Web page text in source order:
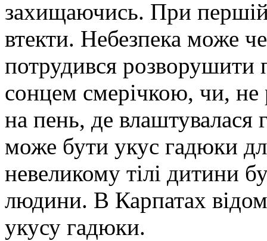
захищаючись. При
втекти. Небезпека може
потрудився розворушити
сонцем смерічкою, чи, не
на пень, де
може бути укус гадюки
невеликому тілі дитини
людини. В Карпатах
укусу гадюки.